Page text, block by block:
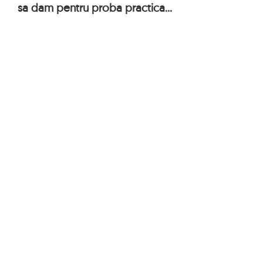
sa dam pentru proba practica...